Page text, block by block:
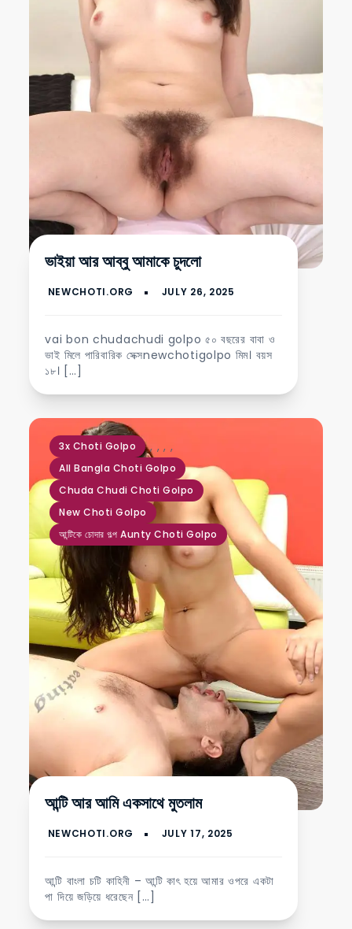
ভাইয়া আর আব্বু আমাকে চুদলো
vai bon chudachudi golpo ৫০ বছরের বাবা ও
ভাই মিলে পারিবারিক সেক্সnewchotigolpo মিম। বয়স
১৮। […]
3x Choti Golpo ,
All Bangla Choti Golpo
,
Chuda Chudi Choti Golpo
,
New Choti Golpo
,
আন্টিকে চোদার গল্প Aunty Choti Golpo
আন্টি আর আমি একসাথে মুতলাম
আন্টি বাংলা চটি কাহিনী – আন্টি কাৎ হয়ে আমার ওপরে একটা
পা দিয়ে জড়িয়ে ধরেছেন […]